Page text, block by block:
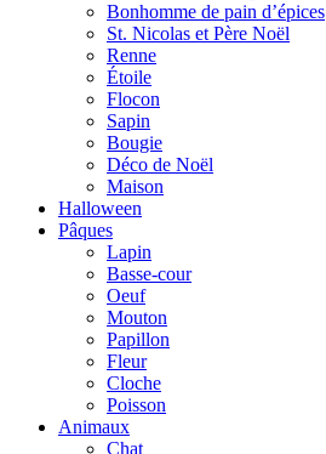
Bonhomme de pain d’épices
St. Nicolas et Père Noël
Renne
Étoile
Flocon
Sapin
Bougie
Déco de Noël
Maison
Halloween
Pâques
Lapin
Basse-cour
Oeuf
Mouton
Papillon
Fleur
Cloche
Poisson
Animaux
Chat